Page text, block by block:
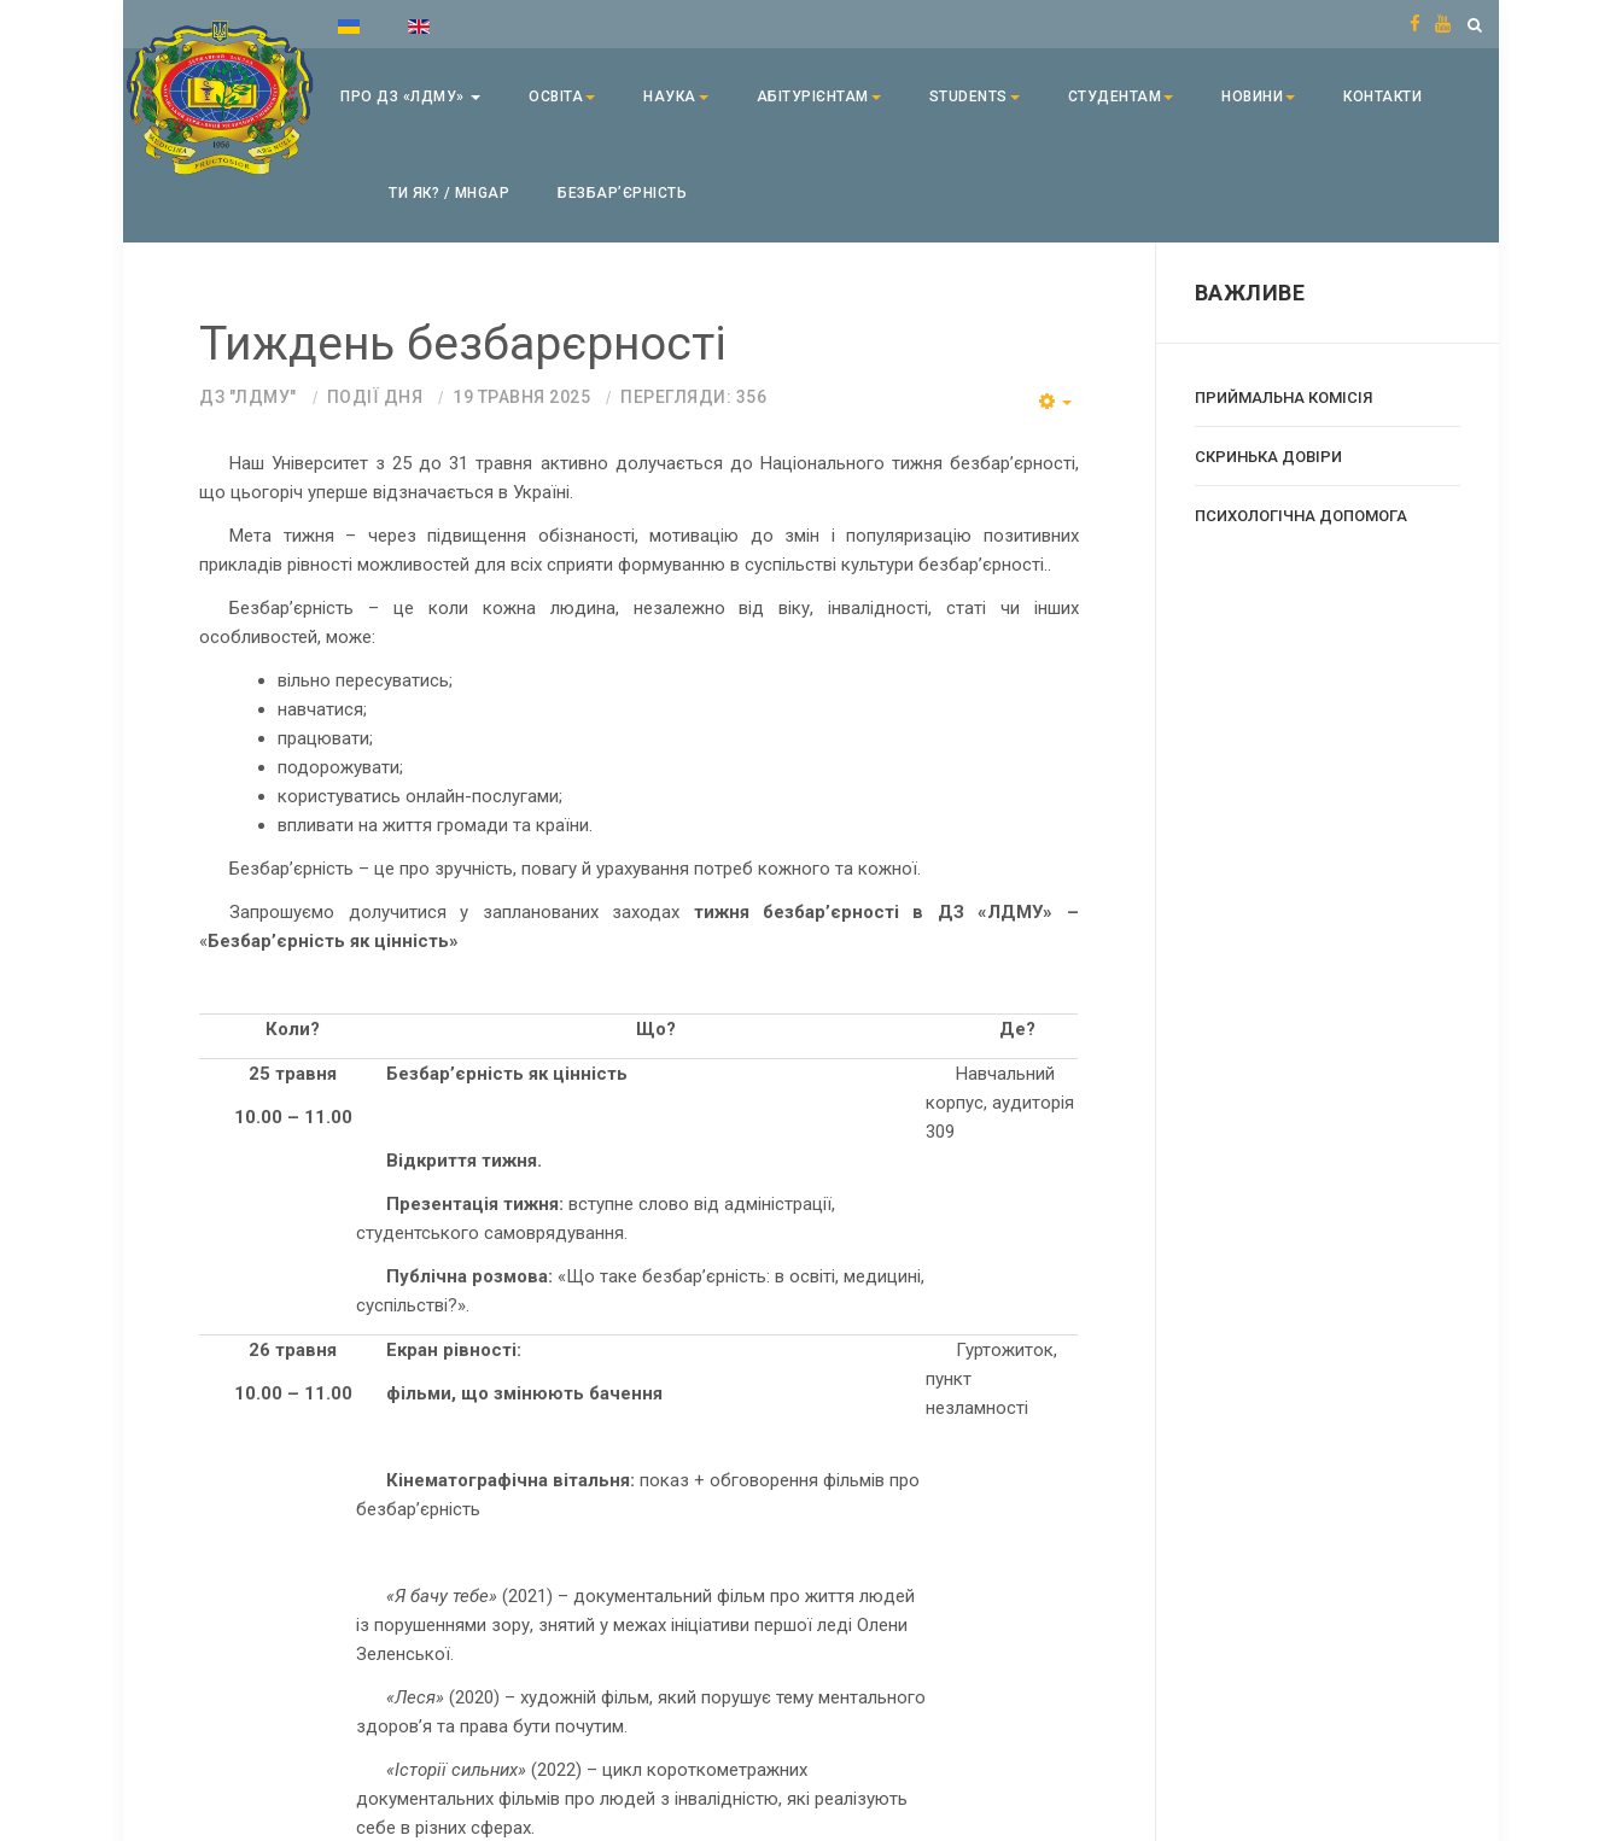
ПРО ДЗ «ЛДМУ» ОСВІТА НАУКА АБІТУРІЄНТАМ STUDENTS СТУДЕНТАМ НОВИНИ КОНТАКТИ
ТИ ЯК? / MHGAP БЕЗБАРʼЄРНІСТЬ
Тиждень безбарєрності
ДЗ "ЛДМУ" ПОДІЇ ДНЯ 19 ТРАВНЯ 2025 ПЕРЕГЛЯДИ: 356
Наш Університет з 25 до 31 травня активно долучається до Національного тижня безбар’єрності,
що цьогоріч уперше відзначається в Україні.
Мета тижня – через підвищення обізнаності, мотивацію до змін і популяризацію позитивних
прикладів рівності можливостей для всіх сприяти формуванню в суспільстві культури безбар’єрності..
Безбар’єрність – це коли кожна людина, незалежно від віку, інвалідності, статі чи інших
особливостей, може:
вільно пересуватись;
навчатися;
працювати;
подорожувати;
користуватись онлайн-послугами;
впливати на життя громади та країни.
Безбар’єрність – це про зручність, повагу й урахування потреб кожного та кожної.
Запрошуємо долучитися у запланованих заходах тижня безбар’єрності в ДЗ «ЛДМУ» –
« Безбар’єрність як цінність»
Коли? Що? Де?
25 травня
10.00 – 11.00
Безбар’єрність як цінність
Відкриття тижня.
Презентація тижня:вступне слово від адміністрації,
студентського самоврядування.
Публічна розмова: «Що таке безбар’єрність: в освіті, медицині,
суспільстві?».
Навчальний
корпус, аудиторія
309
26 травня
10.00 – 11.00
Екран рівності:
фільми, що змінюють бачення
Кінематографічна вітальня: показ + обговорення фільмів про
безбар’єрність
«Я бачу тебе» (2021) – документальний фільм про життя людей
із порушеннями зору, знятий у межах ініціативи першої леді Олени
Зеленської.
«Леся» (2020) – художній фільм, який порушує тему ментального
здоров’я та права бути почутим.
«Історії сильних» (2022) – цикл короткометражних
документальних фільмів про людей з інвалідністю, які реалізують
себе в різних сферах.
Гуртожиток,
пункт
незламності
ВАЖЛИВЕ
ПРИЙМАЛЬНА КОМІСІЯ
CКРИНЬКА ДОВІРИ
ПСИХОЛОГІЧНА ДОПОМОГА